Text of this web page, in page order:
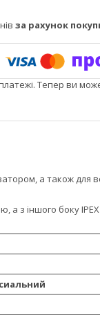
за рахунок
Тепер ви
а також
а з іншого боку